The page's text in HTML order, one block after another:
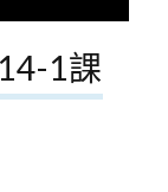
1課